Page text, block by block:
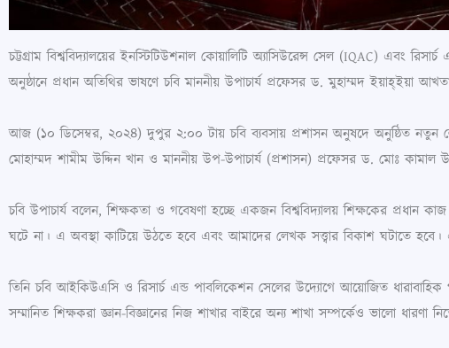
চট্টগ্রাম বিশ্ববিদ্যালয়ের ইনস্টিটিউশনাল কোয়ালিটি অ্যাসিউরেন্স সেল (IQAC) এবং
অনুষ্ঠানে প্রধান অতিথির ভাষণে চবি মাননীয় উপাচার্য প্রফেসর ড. মুহাম্মদ ইয়াহ্ইয়া
আজ (১০ ডিসেম্বর, ২০২৪) দুপুর ২:০০ টায় চবি ব্যবসায় প্রশাসন অনুষদে অনুষ্ঠিত নতুন
মোহাম্মদ শামীম উদ্দিন খান ও মাননীয় উপ-উপাচার্য (প্রশাসন) প্রফেসর ড. মোঃ
চবি উপাচার্য বলেন, শিক্ষকতা ও গবেষণা হচ্ছে একজন বিশ্ববিদ্যালয় শিক্ষকের প্রধান
ঘটে না। এ অবস্থা কাটিয়ে উঠতে হবে এবং আমাদের লেখক সত্ত্বার বিকাশ ঘটাতে
তিনি চবি আইকিউএসি ও রিসার্চ এন্ড পাবলিকেশন সেলের উদ্যোগে আয়োজিত
সম্মানিত শিক্ষকরা জ্ঞান-বিজ্ঞানের নিজ শাখার বাইরে অন্য শাখা সম্পর্কেও ভালো ধারণা